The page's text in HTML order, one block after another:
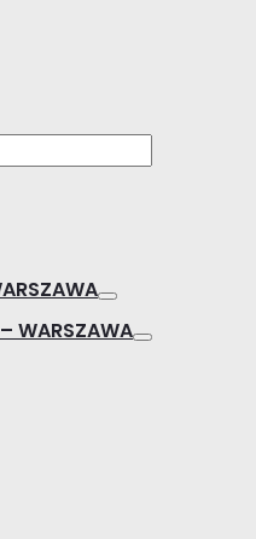
WARSZAWA